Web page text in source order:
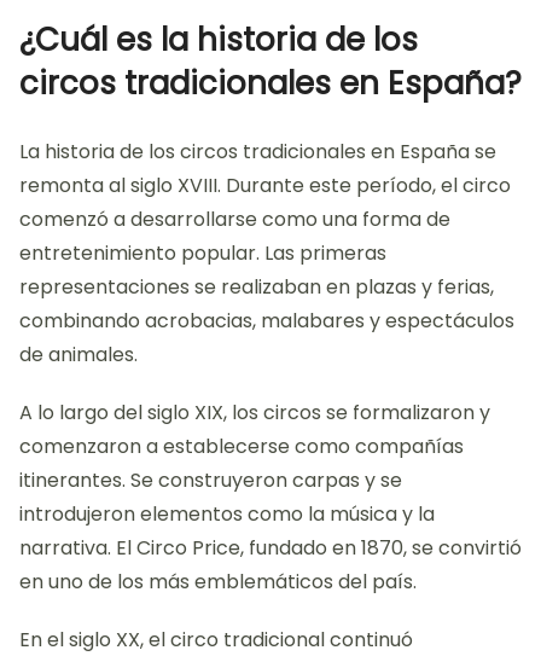
¿Cuál es la historia de los
circos tradicionales en España?
La historia de los circos tradicionales en España se
remonta al siglo XVIII. Durante este período, el circo
comenzó a desarrollarse como una forma de
entretenimiento popular. Las primeras
representaciones se realizaban en plazas y ferias,
combinando acrobacias, malabares y espectáculos
de animales.
A lo largo del siglo XIX, los circos se formalizaron y
comenzaron a establecerse como compañías
itinerantes. Se construyeron carpas y se
introdujeron elementos como la música y la
narrativa. El Circo Price, fundado en 1870, se convirtió
en uno de los más emblemáticos del país.
En el siglo XX, el circo tradicional continuó